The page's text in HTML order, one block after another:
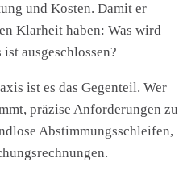
und Kosten. Damit er
Klarheit haben: Was wird
ausgeschlossen?
ist es das Gegenteil. Wer
präzise Anforderungen zu
Abstimmungsschleifen,